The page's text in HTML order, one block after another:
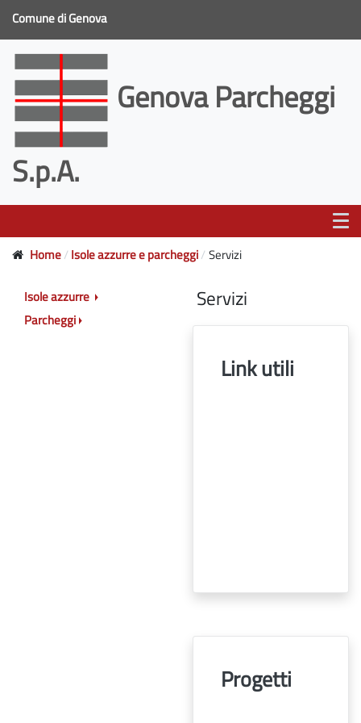
Comune di Genova
Genova Parcheggi
S.p.A.
Home Isole azzurre e parcheggi Servizi
Servizi
Link utili
Progetti
Isole azzurre
Parcheggi